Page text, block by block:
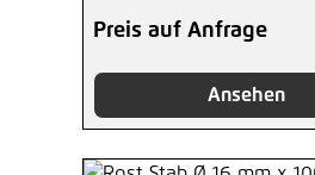
Preis auf Anfrage
Ansehen